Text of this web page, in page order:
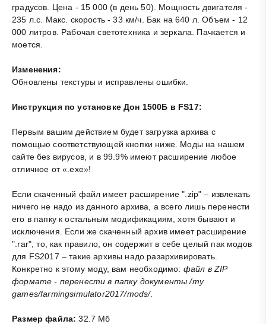
градусов. Цена - 15 000 (в день 50). Мощность двигателя -
235 л.с. Макс. скорость - 33 км/ч. Бак на 640 л. Объем - 12
000 литров. Рабочая светотехника и зеркала. Пачкается и
моется.
Изменения:
Обновлены текстуры и исправлены ошибки.
Инструкция по установке Дон 1500Б в FS17:
Первым вашим действием будет загрузка архива с
помощью соответствующей кнопки ниже. Моды на нашем
сайте без вирусов, и в 99.9% имеют расширение любое
отличное от «.exe»!
Если скаченный файл имеет расширение ".zip" – извлекать
ничего не надо из данного архива, а всего лишь перенести
его в папку к остальным модификациям, хотя бывают и
исключения. Если же скаченный архив имеет расширение
".rar", то, как правило, он содержит в себе целый пак модов
для FS2017 – такие архивы надо разархивировать.
Конкретно к этому моду, вам необходимо: файл в ZIP
формате - перенести в папку документы /my
games/farmingsimulator2017/mods/.
Размер файла: 32.7 Мб